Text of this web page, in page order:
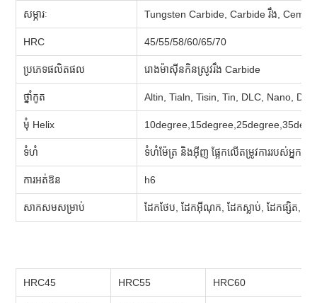
សម្ភារៈ Tungsten Carbide, Carbide រឹង,
HRC 45/55/58/60/65/70
ប្រភេទផលិតផល រោងម៉ាស៊ីនកិនស្រូវរឹង Carbide
ថ្នាំកូត Altin, Tialn, Tisin, Tin, DLC, Nano,
មុំ Helix
ទំហំ ទំហំម៉ែត្រ និងអ៊ីញ ផ្អែកលើតម្រូវការរបស់អ្នក។
ការអត់ឱន h6
សាកសមសម្រាប់ ដែកថែប, ដែកអ៊ីណុក, ដែកស្លាប់, ដែកផ្សិត, ដែ
HRC45 HRC55 HRC60